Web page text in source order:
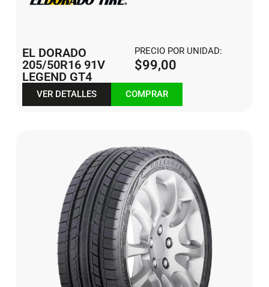
EL DORADO
205/50R16 91V
LEGEND GT4
PRECIO POR UNIDAD:
$99,00
VER DETALLES COMPRAR